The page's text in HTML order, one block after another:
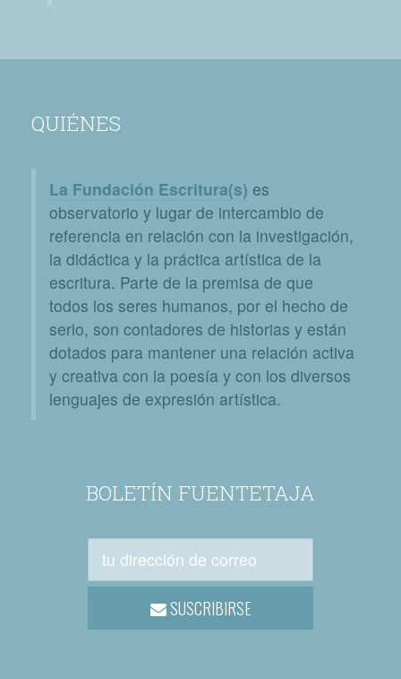
QUIÉNES
La Fundación Escritura(s) es
observatorio y lugar de intercambio de
referencia en relación con la investigación,
la didáctica y la práctica artística de la
escritura. Parte de la premisa de que
todos los seres humanos, por el hecho de
serlo, son contadores de historias y están
dotados para mantener una relación activa
y creativa con la poesía y con los diversos
lenguajes de expresión artística.
BOLETÍN FUENTETAJA
SUSCRIBIRSE